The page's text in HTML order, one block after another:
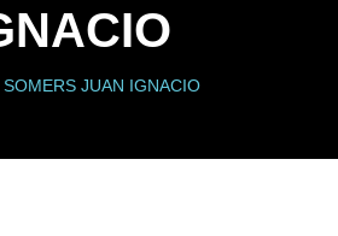
SOMERS JUAN IGNACIO